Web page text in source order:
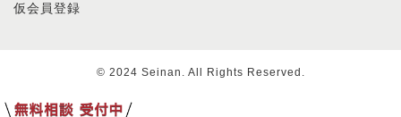
仮会員登録
© 2024 Seinan. All Rights Reserved.